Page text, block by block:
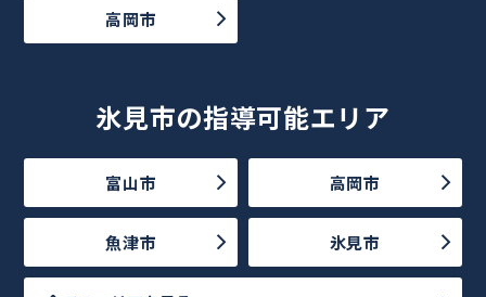
高岡市
氷見市の指導可能エリア
富山市 高岡市
魚津市 氷見市